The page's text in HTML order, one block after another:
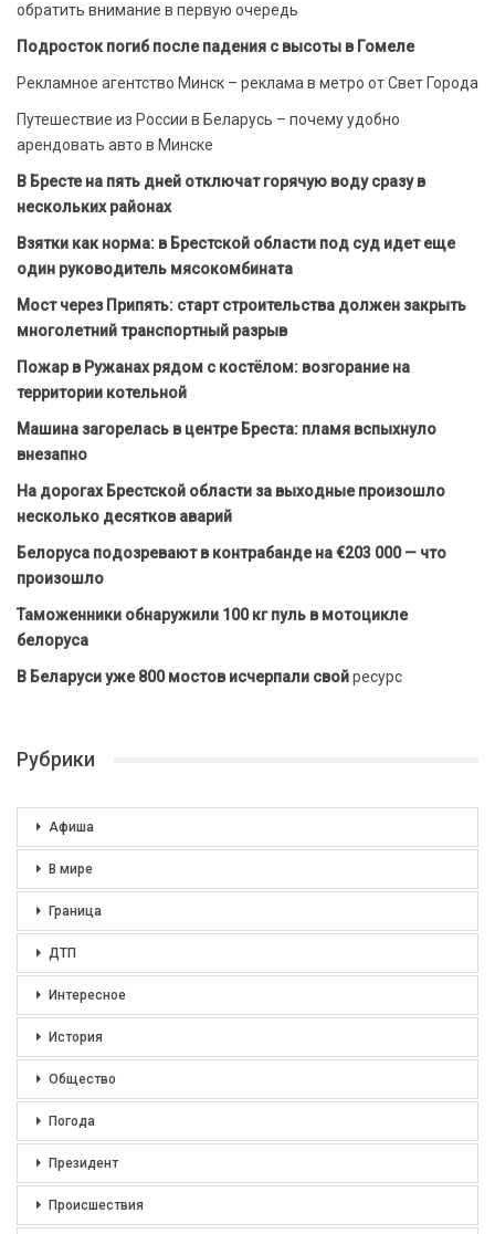
обратить внимание в первую очередь
Подросток погиб после падения с высоты в Гомеле
Рекламное агентство Минск – реклама в метро от Свет Города
Путешествие из России в Беларусь – почему удобно
арендовать авто в Минске
В Бресте на пять дней отключат горячую воду сразу в
нескольких районах
Взятки как норма: в Брестской области под суд идет еще
один руководитель мясокомбината
Мост через Припять: старт строительства должен закрыть
многолетний транспортный разрыв
Пожар в Ружанах рядом с костёлом: возгорание на
территории котельной
Машина загорелась в центре Бреста: пламя вспыхнуло
внезапно
На дорогах Брестской области за выходные произошло
несколько десятков аварий
Белоруса подозревают в контрабанде на €203 000 — что
произошло
Таможенники обнаружили 100 кг пуль в мотоцикле
белоруса
В Беларуси уже 800 мостов исчерпали свойресурс
Рубрики
Афиша
В мире
Граница
ДТП
Интересное
История
Общество
Погода
Президент
Происшествия